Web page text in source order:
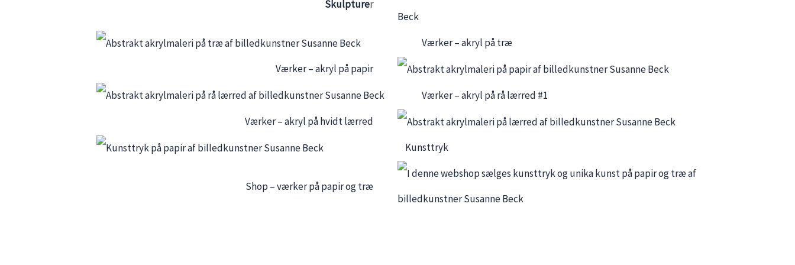
Skulpturer
Værker – akryl på træ
Værker – akryl på papir
Værker – akryl på rå lærred #1
Værker – akryl på hvidt lærred
Kunsttryk
Shop – værker på papir og træ